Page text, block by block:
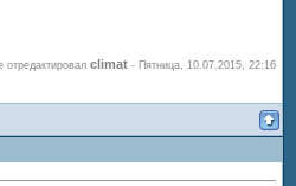
climat - Пятница, 10.07.2015, 22:16